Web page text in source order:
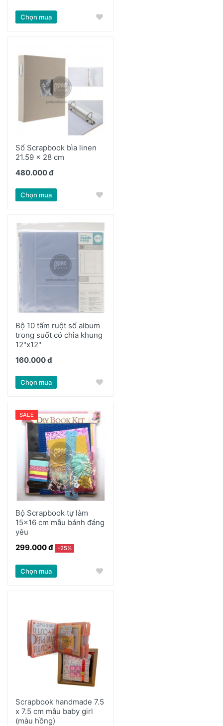
Chọn mua
Sổ Scrapbook bìa linen
21.59 x 28 cm
480.000 đ
Chọn mua
Bộ 10 tấm ruột sổ album
trong suốt có chia khung
12"x12"
160.000 đ
Chọn mua
SALE
Bộ Scrapbook tự làm
15x16 cm mẫu bánh đáng
yêu
299.000 đ
-25%
Chọn mua
Scrapbook handmade 7.5
x 7.5 cm mẫu baby girl
(màu hồng)